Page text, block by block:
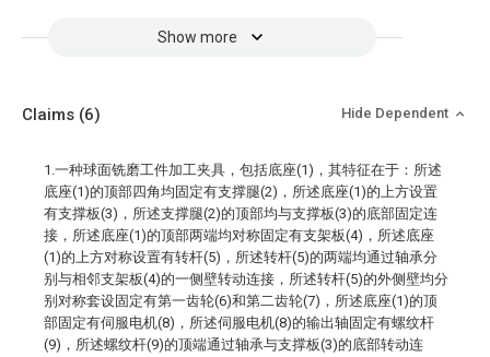
Show more
Claims (6) Hide Dependent
1.一种球面铣磨工件加工夹具，包括底座(1)，其特征在于：所述
底座(1)的顶部四角均固定有支撑腿(2)，所述底座(1)的上方设置
有支撑板(3)，所述支撑腿(2)的顶部均与支撑板(3)的底部固定连
接，所述底座(1)的顶部两端均对称固定有支架板(4)，所述底座
(1)的上方对称设置有转杆(5)，所述转杆(5)的两端均通过轴承分
别与相邻支架板(4)的一侧壁转动连接，所述转杆(5)的外侧壁均分
别对称套设固定有第一齿轮(6)和第二齿轮(7)，所述底座(1)的顶
部固定有伺服电机(8)，所述伺服电机(8)的输出轴固定有螺纹杆
(9)，所述螺纹杆(9)的顶端通过轴承与支撑板(3)的底部转动连